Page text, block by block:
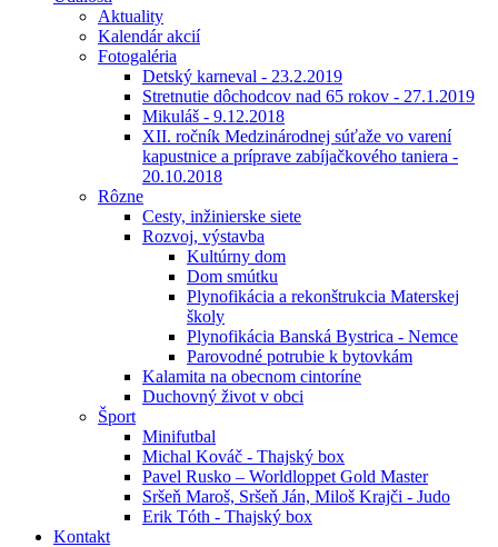
Aktuality
Kalendár akcií
Fotogaléria
Detský karneval - 23.2.2019
Stretnutie dôchodcov nad 65 rokov - 27.1.2019
Mikuláš - 9.12.2018
XII. ročník Medzinárodnej súťaže vo varení
kapustnice a príprave zabíjačkového taniera -
20.10.2018
Rôzne
Cesty, inžinierske siete
Rozvoj, výstavba
Kultúrny dom
Dom smútku
Plynofikácia a rekonštrukcia Materskej
školy
Plynofikácia Banská Bystrica - Nemce
Parovodné potrubie k bytovkám
Kalamita na obecnom cintoríne
Duchovný život v obci
Šport
Minifutbal
Michal Kováč - Thajský box
Pavel Rusko – Worldloppet Gold Master
Sršeň Maroš, Sršeň Ján, Miloš Krajči - Judo
Erik Tóth - Thajský box
Kontakt